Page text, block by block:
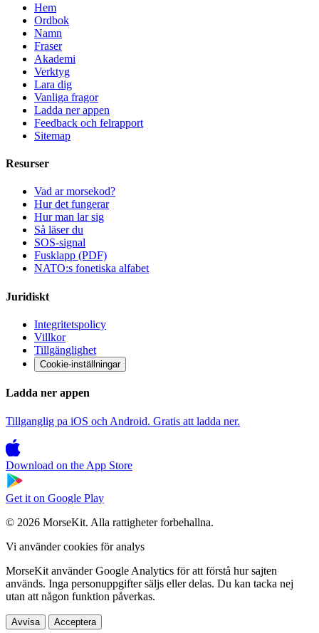
Hem
Ordbok
Namn
Fraser
Akademi
Verktyg
Lara dig
Vanliga fragor
Ladda ner appen
Feedback och felrapport
Sitemap
Resurser
Vad ar morsekod?
Hur det fungerar
Hur man lar sig
Så läser du
SOS-signal
Fusklapp (PDF)
NATO:s fonetiska alfabet
Juridiskt
Integritetspolicy
Villkor
Tillgänglighet
Cookie-inställningar
Ladda ner appen
Tillganglig pa iOS och Android. Gratis att ladda ner.
Download on the App Store
Get it on Google Play
© 2026 MorseKit. Alla rattigheter forbehallna.
Vi använder cookies för analys
MorseKit använder Google Analytics för att förstå hur sajten
används. Inga personuppgifter säljs eller delas. Du kan tacka nej
utan att någon funktion påverkas.
Avvisa Acceptera